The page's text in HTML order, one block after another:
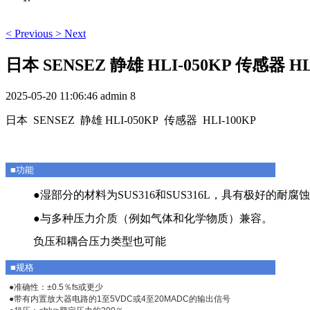
< Previous > Next
日本 SENSEZ 静雄 HLI-050KP 传感器
2025-05-20 11:06:46 admin 8
日本 SENSEZ 静雄 HLI-050KP 传感器 HLI-100KP
■功能
●湿部分的材料为SUS316和SUS316L，具有极好的耐腐蚀
●与多种压力介质（例如气体和化学物质）兼容。
负压和耦合压力类型也可能
■规格
●准确性：±0.5％fs或更少
●带有内置放大器电路的1至5VDC或4至20MADC的输出信号